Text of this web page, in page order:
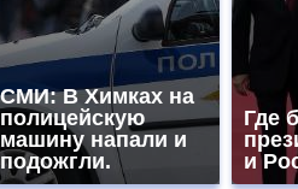
СМИ: В Химках на
полицейскую
машину напали и
подожгли.
Где
и